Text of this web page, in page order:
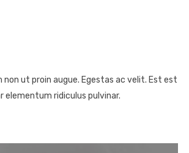
non ut proin augue. Egestas ac velit. Est est
elementum ridiculus pulvinar.